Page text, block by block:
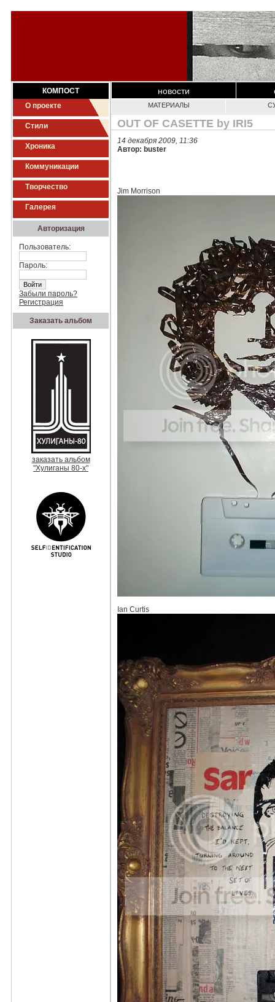
КОМПОСТ
О проекте
Стили
Хроника
Коммуникации
Творчество
Галерея
Авторизация
Пользователь:
Пароль:
Забыли пароль?
Регистрация
Заказать альбом
заказать альбом
"Хулиганы 80-х"
новости
МАТЕРИАЛЫ
OUT OF CASETTE by IRI5
14 декабря 2009, 11:36
Автор: buster
Jim Morrison
Ian Curtis